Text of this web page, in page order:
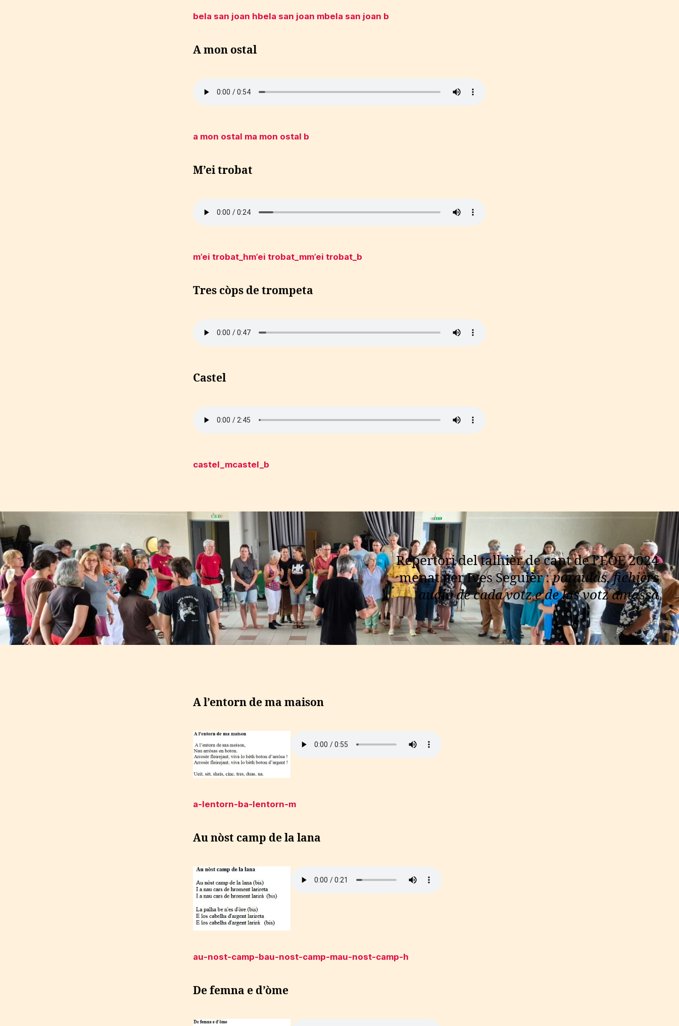
bela san joan hbela san joan mbela san joan b
A mon ostal
a mon ostal ma mon ostal b
M’ei trobat
m’ei trobat_hm’ei trobat_mm’ei trobat_b
Tres còps de trompeta
Castel
castel_mcastel_b
Repertòri del talhièr de cant de l’EOE 2024
menat per Ives Seguièr :paraulas, fichièrs
audio de cada votz e de las votz amassa
A l’entorn de ma maison
a-lentorn-ba-lentorn-m
Au nòst camp de la lana
au-nost-camp-bau-nost-camp-mau-nost-camp-h
De femna e d’òme